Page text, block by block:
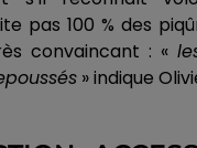
pas 100 % des
convaincant : «
» indique